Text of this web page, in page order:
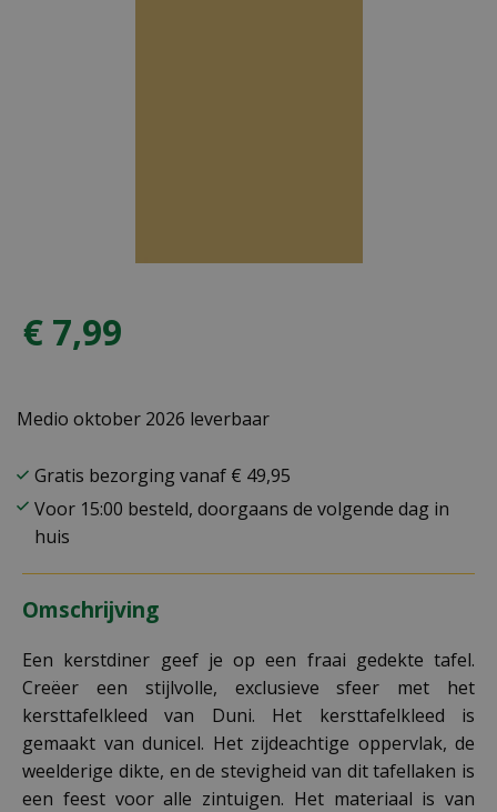
€ 7,99
Medio oktober 2026 leverbaar
Gratis bezorging vanaf € 49,95
Voor 15:00 besteld, doorgaans de volgende dag in
huis
Omschrijving
Een kerstdiner geef je op een fraai gedekte tafel.
Creëer een stijlvolle, exclusieve sfeer met het
kersttafelkleed van Duni. Het kersttafelkleed is
gemaakt van dunicel. Het zijdeachtige oppervlak, de
weelderige dikte, en de stevigheid van dit tafellaken is
een feest voor alle zintuigen. Het materiaal is van